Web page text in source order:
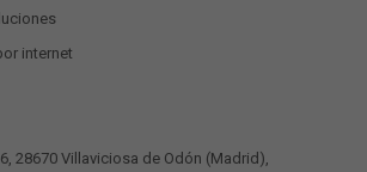
internet
28670 Villaviciosa de Odón (Madrid),